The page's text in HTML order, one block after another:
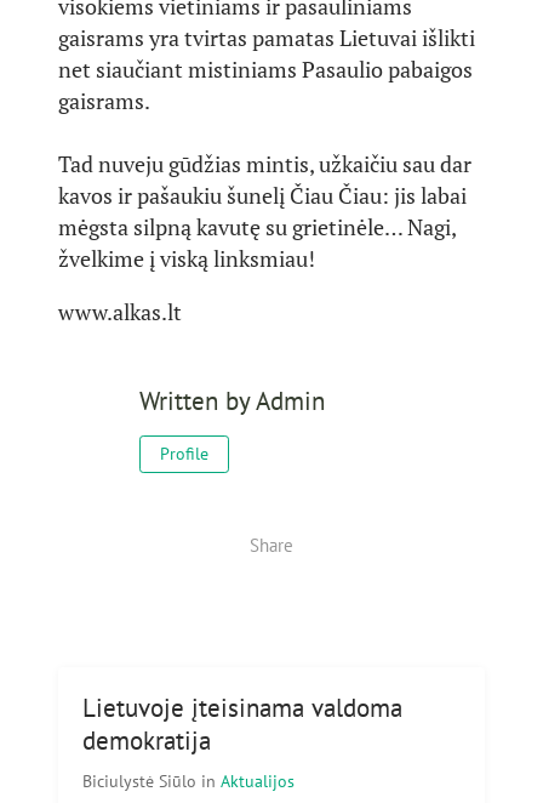
visokiems vietiniams ir pasauliniams
gaisrams yra tvirtas pamatas Lietuvai išlikti
net siaučiant mistiniams Pasaulio pabaigos
gaisrams.
Tad nuveju gūdžias mintis, užkaičiu sau dar
kavos ir pašaukiu šunelį Čiau Čiau: jis labai
mėgsta silpną kavutę su grietinėle… Nagi,
žvelkime į viską linksmiau!
www.alkas.lt
Written byAdmin
Profile
Share
Lietuvoje įteisinama valdoma
demokratija
Biciulystė Siūlo in Aktualijos